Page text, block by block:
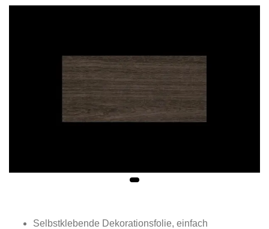
Selbstklebende Dekorationsfolie, einfach